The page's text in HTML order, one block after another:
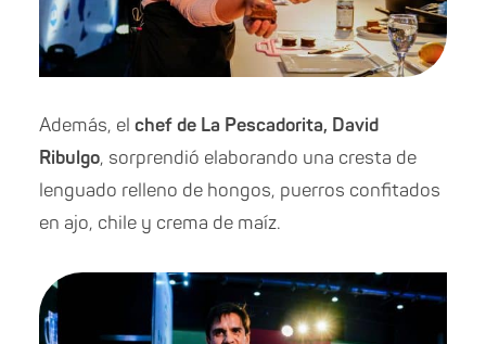
Además, el chef de La Pescadorita, David
Ribulgo, sorprendió elaborando una cresta de
lenguado relleno de hongos, puerros confitados
en ajo, chile y crema de maíz.